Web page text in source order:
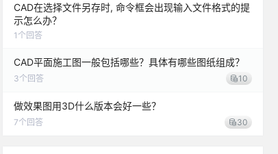
CAD在选择文件另存时, 命令框会出现输入文件格式的提
示怎么办？
1 个回答
CAD平面施工图一般包括哪些？具体有哪些图纸组成？
3个回答 10
做效果图用3D什么版本会好一些？
7个回答 30